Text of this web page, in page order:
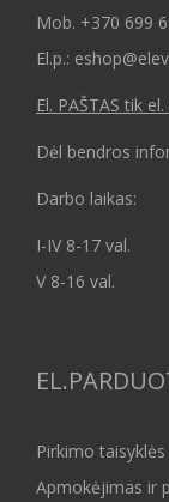
Mob. +370 699
El.p.:
El. PAŠTAS tik
Dėl bendros
Darbo laikas:
I-IV 8-17 val.
V 8-16 val.
Pirkimo taisyklės
Apmokėjimas ir